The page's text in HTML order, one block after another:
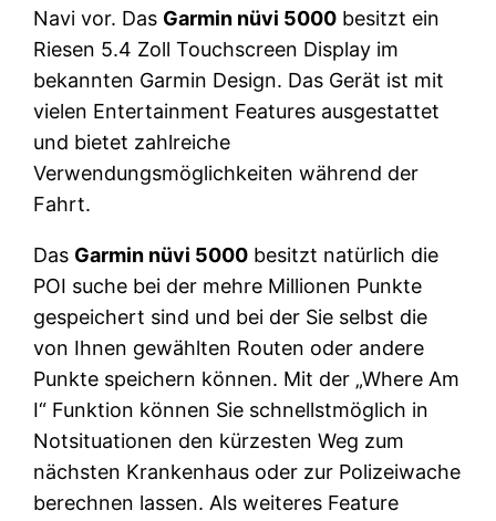
Navi vor. Das Garmin nüvi 5000 besitzt ein
Riesen 5.4 Zoll Touchscreen Display im
bekannten Garmin Design. Das Gerät ist mit
vielen Entertainment Features ausgestattet
und bietet zahlreiche
Verwendungsmöglichkeiten während der
Fahrt.
Das Garmin nüvi 5000 besitzt natürlich die
POI suche bei der mehre Millionen Punkte
gespeichert sind und bei der Sie selbst die
von Ihnen gewählten Routen oder andere
Punkte speichern können. Mit der „Where Am
I“ Funktion können Sie schnellstmöglich in
Notsituationen den kürzesten Weg zum
nächsten Krankenhaus oder zur Polizeiwache
berechnen lassen. Als weiteres Feature